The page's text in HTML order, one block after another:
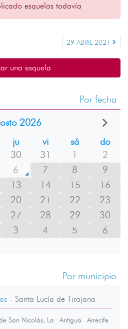
esquelas todavía
29 ABRIL 2021
una esquela
Por fecha
2026
ju vi sá
do
30 31 1
2
6 7 8
9
13 14 15
16
20 21 22
23
27 28 29
30
3 4 5 6
Por municipio
- Santa Lucía de Tirajana
San Nicolás, La Antigua
Arrecife